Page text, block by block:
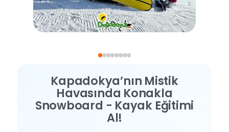
Kapadokya’nın Mistik
Havasında Konakla
Snowboard - Kayak Eğitimi
Al!